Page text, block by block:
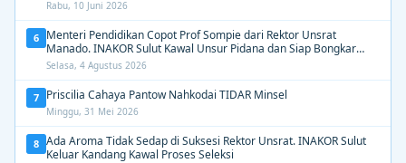
Rabu, 10 Juni 2026
6 Menteri Pendidikan Copot Prof Sompie dari Rektor Unsrat
Manado. INAKOR Sulut Kawal Unsur Pidana dan Siap Bongkar
Aroma Busuk di Suksesi Rektor
Selasa, 4 Agustus 2026
7 Priscilia Cahaya Pantow Nahkodai TIDAR Minsel
Minggu, 31 Mei 2026
8 Ada Aroma Tidak Sedap di Suksesi Rektor Unsrat. INAKOR Sulut
Keluar Kandang Kawal Proses Seleksi